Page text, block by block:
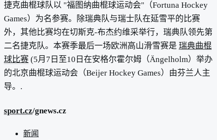
捷克曲棍球队以 "福图纳曲棍球运动会"（Fortuna Hockey
Games）为名参赛。除瑞典队与瑞士队在延雪平的比赛
外，其他比赛均在切斯克-布杰约维采举行，瑞典队领先第
二名捷克队。本赛季最后一场欧洲高山滑雪赛是 瑞典曲棍
球比赛 (5月7日至10日在安格尔霍尔姆（Ängelholm）举办
的北京曲棍球运动会（Beijer Hockey Games）由芬兰人主
导。.
sport.cz/gnews.cz
新闻